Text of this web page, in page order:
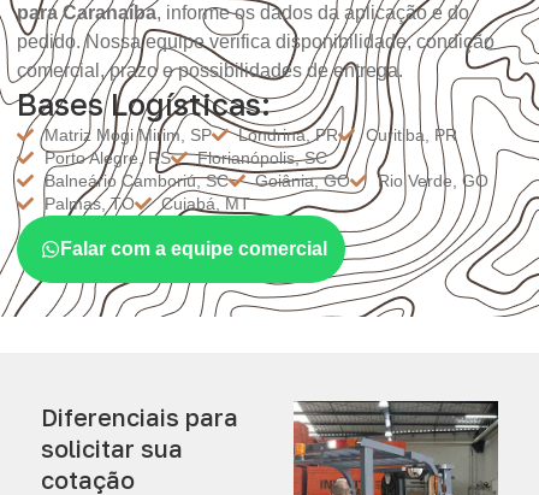
para Caranaíba, informe os dados da aplicação e do
pedido. Nossa equipe verifica disponibilidade, condição
comercial, prazo e possibilidades de entrega.
Bases Logísticas:
Matriz Mogi Mirim, SP Londrina, PR
Curitiba, PR
Porto Alegre, RS
Florianópolis, SC
Balneário Camboriú, SC
Goiânia, GO
Rio Verde, GO
Palmas, TO
Cuiabá, MT
Falar com a equipe comercial
Diferenciais para
solicitar sua
cotação